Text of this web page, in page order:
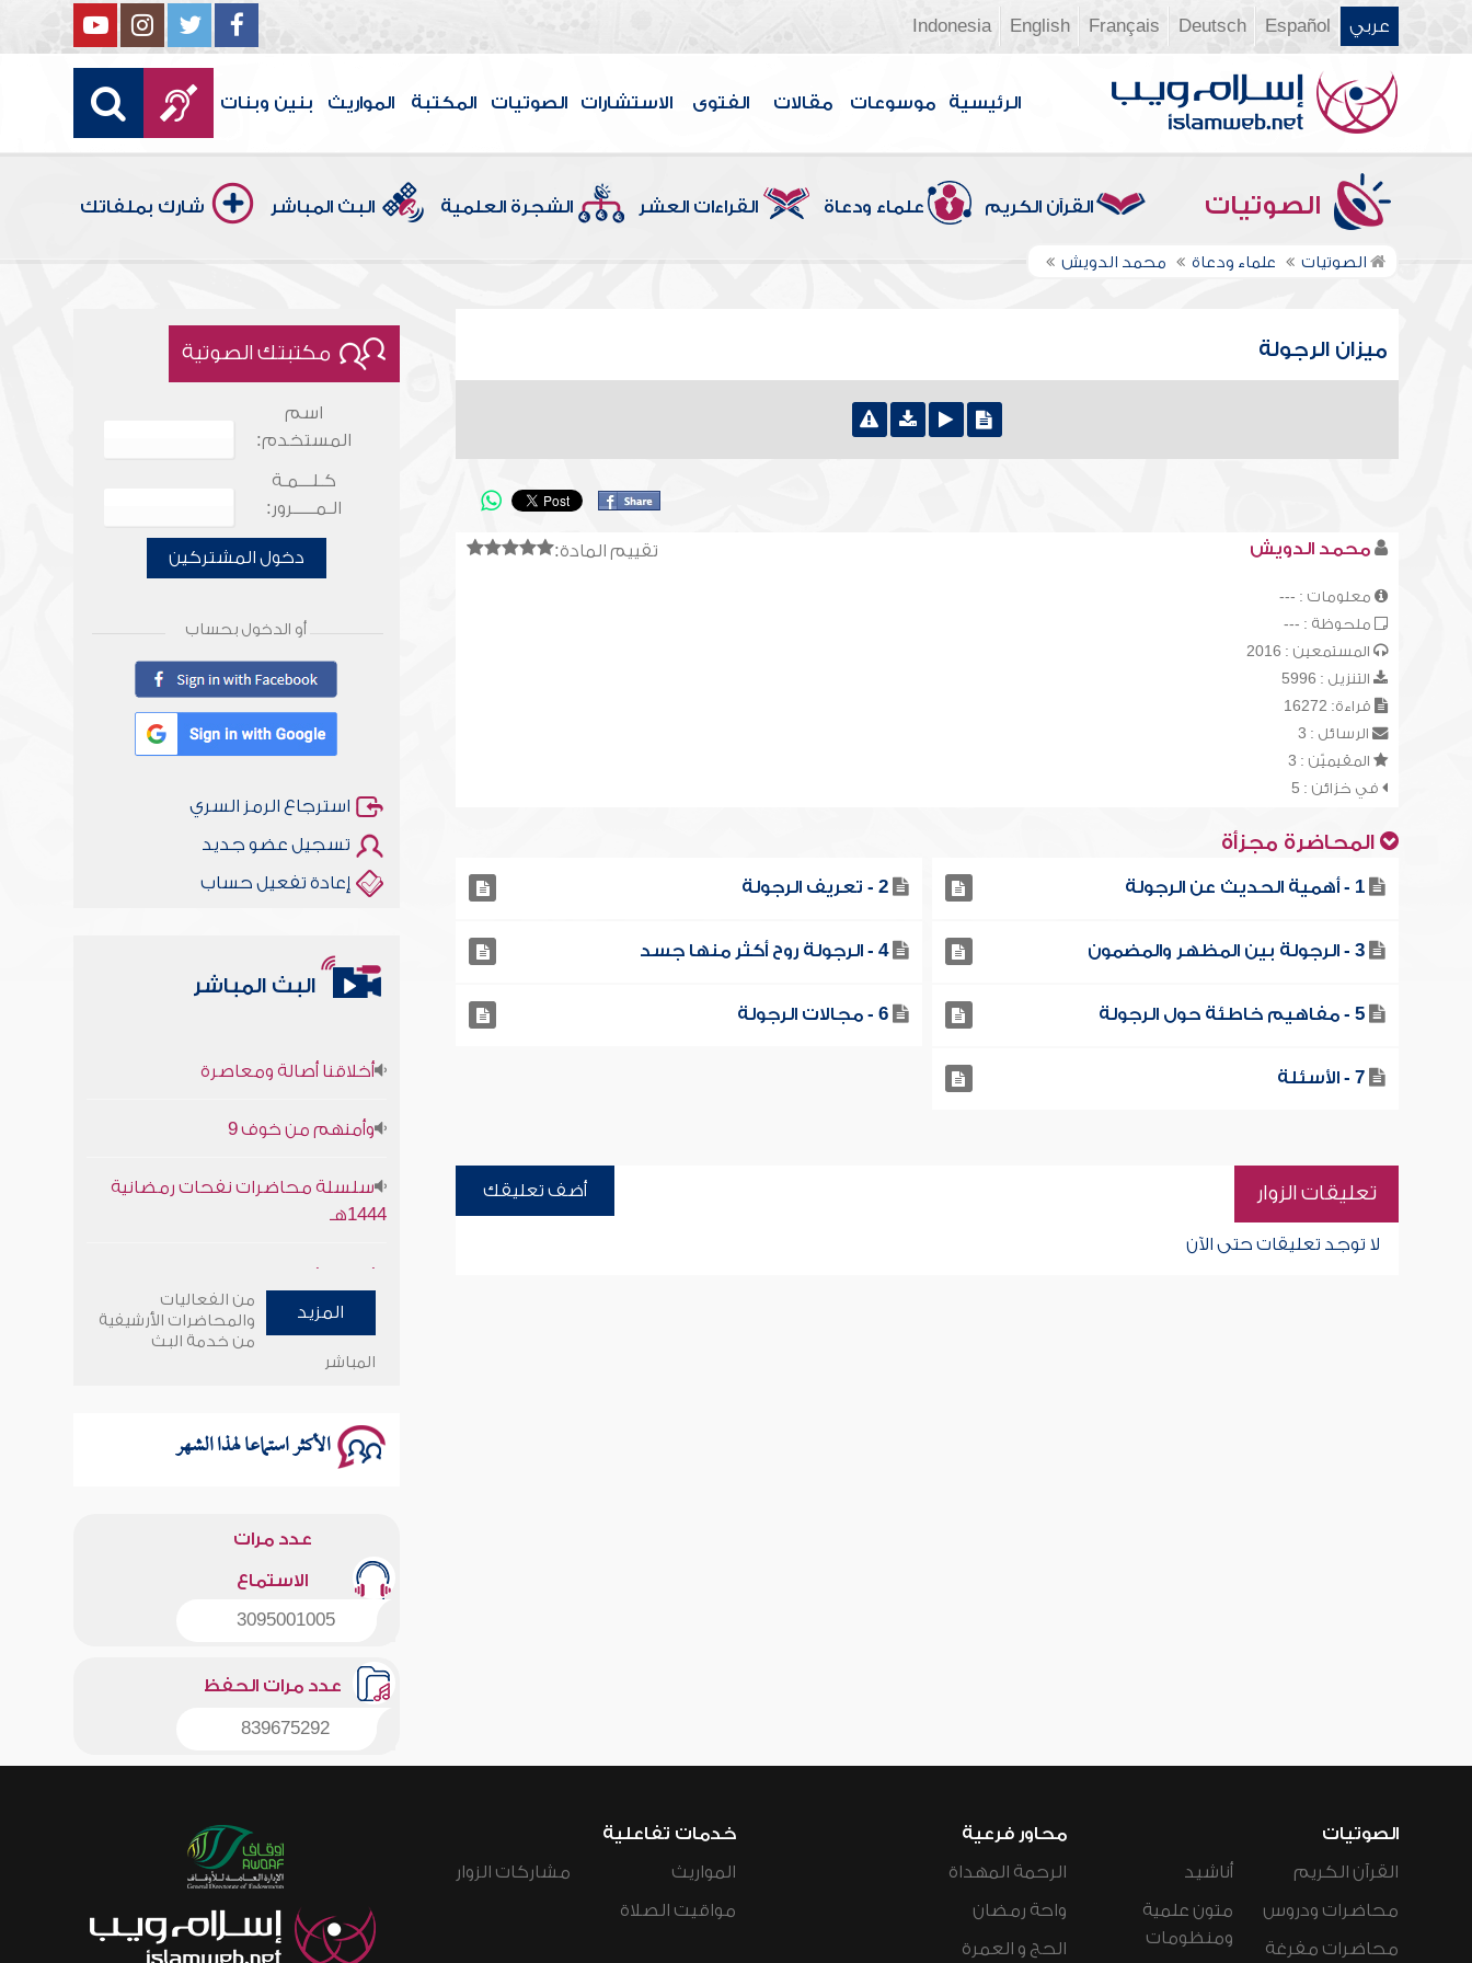
عربي Español
Deutsch
Français
English
Indonesia
الرئيسية موسوعات مقالات الفتوى الاستشارات الصوتيات المكتبة المواريث بنين وبنات
الصوتيات القرآن الكريم علماء ودعاة القراءات العشر الشجرة العلمية البث المباشر شارك بملفاتك
الصوتيات علماء ودعاة محمد الدويش
ميزان الرجولة
تقييم المادة: محمد الدويش
معلومات : ---
ملحوظة : ---
المستمعين : 2016
التنزيل : 5996
قراءة: 16272
الرسائل : 3
المقيميّن : 3
في خزائن : 5
المحاضرة مجزأة
1 - أهمية الحديث عن الرجولة 2 - تعريف الرجولة
3 - الرجولة بين المظهر والمضمون 4 - الرجولة روح أكثر منها جسد
5 - مفاهيم خاطئة حول الرجولة 6 - مجالات الرجولة
7 - الأسئلة
تعليقات الزوار أضف تعليقك
لا توجد تعليقات حتى الآن
مكتبتك الصوتية
اسم
المستخدم:
كـلـــمـة
الـمـــــرور:
دخول المشتركين
أو الدخول بحساب
استرجاع الرمز السري
تسجيل عضو جديد
إعادة تفعيل حساب
البث المباشر
1444هـ
وأمنهم من خوف 9
المزيد
من الفعاليات
والمحاضرات الأرشيفية
من خدمة البث
المباشر
الأكثر استماعا لهذا الشهر
عدد مرات
الاستماع
3095001005
عدد مرات الحفظ
839675292
الصوتيات
القرآن الكريم
محاضرات ودروس
محاضرات مفرغة
أناشيد
متون علمية
ومنظومات
محاور فرعية
الرحمة المهداة
واحة رمضان
الحج و العمرة
خدمات تفاعلية
المواريث
مواقيت الصلاة
مشاركات الزوار